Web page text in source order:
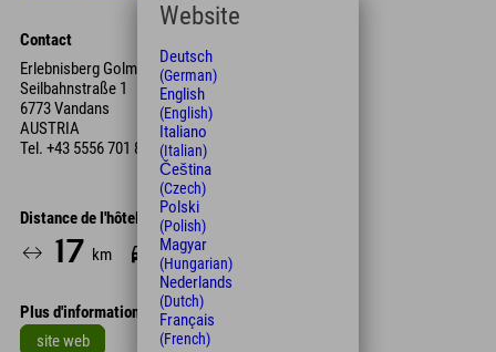
Contact
Erlebnisberg Golm
Seilbahnstraße 1
6773 Vandans
AUSTRIA
Tel. +43 5556 701 831 67
Distance de l'hôtel
17 km 22 Min.
Plus d'informations
site web
Website
Deutsch
(German)
English
(English)
Italiano
(Italian)
Čeština
(Czech)
Polski
(Polish)
Magyar
(Hungarian)
Nederlands
(Dutch)
Français
(French)